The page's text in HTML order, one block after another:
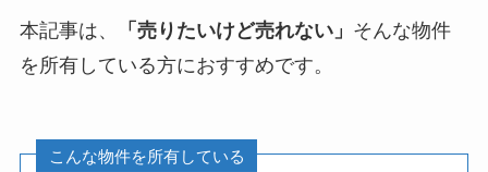
本記事は、 「売りたいけど売れない」 そんな物件
を所有している方におすすめです。
こんな物件を所有している